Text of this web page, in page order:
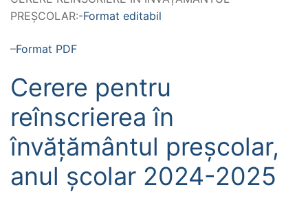
PREȘCOLAR:-Format editabil
–Format PDF
Cerere pentru
reînscrierea în
învățământul preșcolar,
anul școlar 2024-2025